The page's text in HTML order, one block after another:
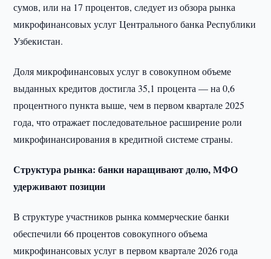
сумов, или на 17 процентов, следует из обзора рынка
микрофинансовых услуг Центрального банка Республики
Узбекистан.
Доля микрофинансовых услуг в совокупном объеме
выданных кредитов достигла 35,1 процента — на 0,6
процентного пункта выше, чем в первом квартале 2025
года, что отражает последовательное расширение роли
микрофинансирования в кредитной системе страны.
Структура рынка: банки наращивают долю, МФО
удерживают позиции
В структуре участников рынка коммерческие банки
обеспечили 66 процентов совокупного объема
микрофинансовых услуг в первом квартале 2026 года